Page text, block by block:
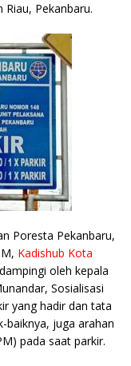
Riau, Pekanbaru.
Poresta Pekanbaru,
Kadishub Kota
oleh kepala
Sosialisasi
yang hadir dan tata
baiknya, juga arahan
pada saat parkir.